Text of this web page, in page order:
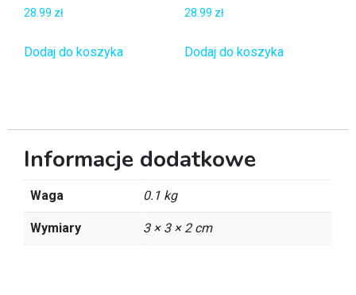
28.99 zł
Dodaj do koszyka
28.99 zł
Dodaj do koszyka
Informacje dodatkowe
Waga 0.1 kg
Wymiary 3 × 3 × 2 cm